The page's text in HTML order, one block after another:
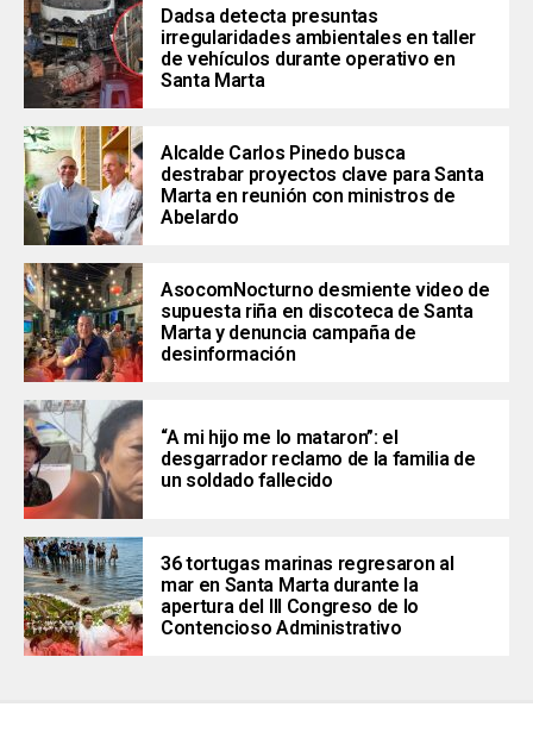
Dadsa detecta presuntas
irregularidades ambientales en taller
de vehículos durante operativo en
Santa Marta
Alcalde Carlos Pinedo busca
destrabar proyectos clave para Santa
Marta en reunión con ministros de
Abelardo
AsocomNocturno desmiente video de
supuesta riña en discoteca de Santa
Marta y denuncia campaña de
desinformación
“A mi hijo me lo mataron”: el
desgarrador reclamo de la familia de
un soldado fallecido
36 tortugas marinas regresaron al
mar en Santa Marta durante la
apertura del III Congreso de lo
Contencioso Administrativo